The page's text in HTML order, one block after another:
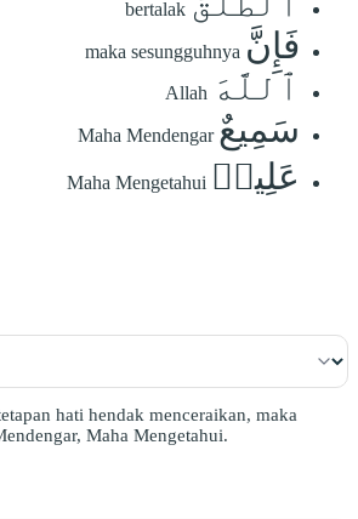
bertalak
فَإِنَّ maka sesungguhnya
ٱللَّهَ Allah
سَمِيعٌ Maha Mendengar
عَلِيمٞ Maha Mengetahui
hati hendak menceraikan, maka
Maha Mengetahui.